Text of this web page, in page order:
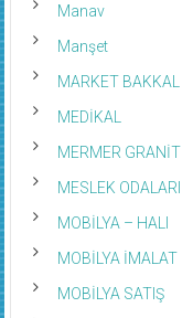
Manav
Manşet
MARKET BAKKAL
MEDİKAL
MERMER GRANİT
MESLEK ODALARI
MOBİLYA – HALI
MOBİLYA İMALAT
MOBİLYA SATIŞ